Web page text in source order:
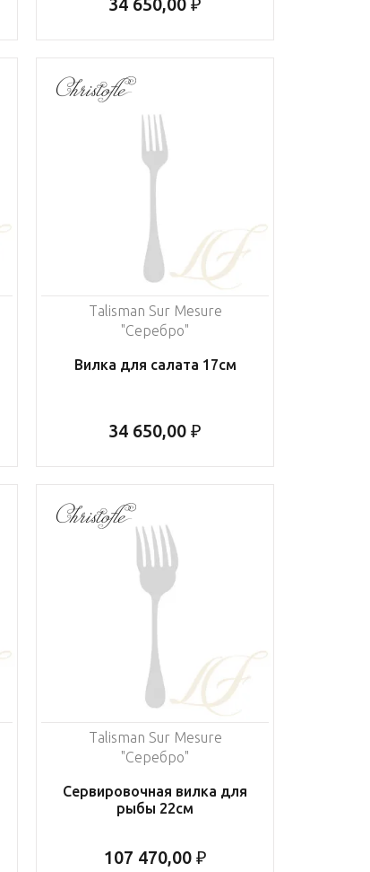
34 650,00 ₽
Talisman Sur Mesure
"Серебро"
Вилка для салата 17см
34 650,00 ₽
Talisman Sur Mesure
"Серебро"
Сервировочная вилка для
рыбы 22см
107 470,00 ₽